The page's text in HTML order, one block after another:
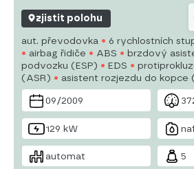
zjistit polohu
aut. převodovka 6 rychlostních
airbag řidiče
ABS brzdový
podvozku (ESP)
EDS
(ASR)
asistent rozjezdu do kopce
zařízení
posilovač řízení
aut. klimatizace
09/2009
129 kW
automat 5